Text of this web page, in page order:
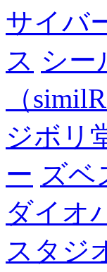
サイバ
ス シー
（similR
ジボリ
ー ズベ
ダイオ
スタジ